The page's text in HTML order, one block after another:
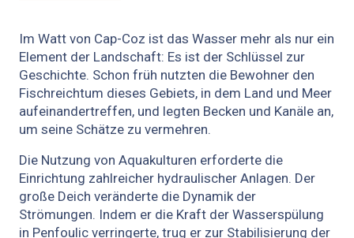
Im Watt von Cap-Coz ist das Wasser mehr als nur ein
Element der Landschaft: Es ist der Schlüssel zur
Geschichte. Schon früh nutzten die Bewohner den
Fischreichtum dieses Gebiets, in dem Land und Meer
aufeinandertreffen, und legten Becken und Kanäle an,
um seine Schätze zu vermehren.
Die Nutzung von Aquakulturen erforderte die
Einrichtung zahlreicher hydraulischer Anlagen. Der
große Deich veränderte die Dynamik der
Strömungen. Indem er die Kraft der Wasserspülung
in Penfoulic verringerte, trug er zur Stabilisierung der